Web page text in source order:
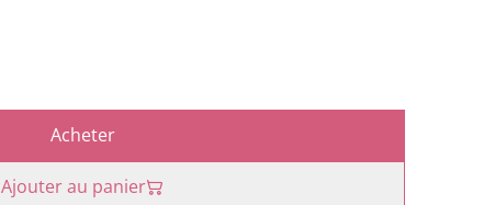
Acheter
Ajouter au panier